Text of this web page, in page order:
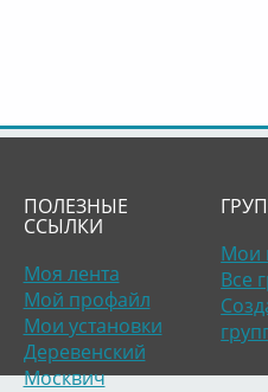
ПОЛЕЗНЫЕ
ССЫЛКИ
Моя лента
Мой профайл
Мои установки
Деревенский
Москвич
Мои
Все